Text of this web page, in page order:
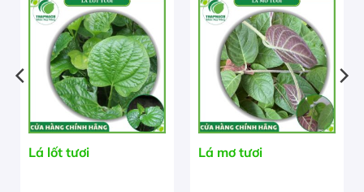
Lá lốt tươi Lá mơ tươi